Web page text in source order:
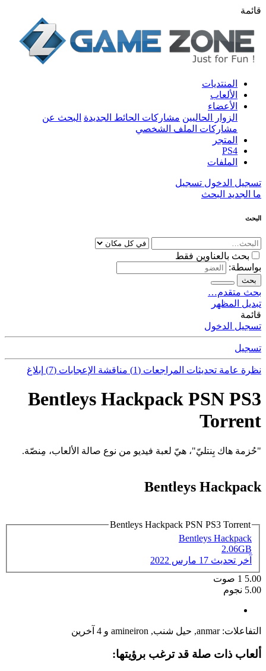
قائمة
المنتديات
الألعاب
الأعضاء
الزوار الحاليين مشاركات الحائط الجديدة البحث عن
مشاركات الملف الشخصي
المتجر
PS4
الملفات
تسجيل الدخول تسجيل
ما الجديد البحث
البحث
بحث بالعناوين فقط
بواسطة:
بحث
بحث متقدم…
تبديل المظهر
قائمة
تسجيل الدخول
تسجيل
نظرة عامة تحديثات المراجعات (1) مناقشة الإعجابات (7) إبلاغ
Bentleys Hackpack PSN PS3
Torrent
"حُزمة هاك بِنتليّ"، هيّ لعبة فيديو من نوع صالة الألعاب، مِنصّة.
Bentleys Hackpack
Bentleys Hackpack PSN PS3 Torrent
Bentleys Hackpack
2.06GB
آخر تحديث 17 مارس 2022
5.00
1 صوت
5.00 نجوم
التفاعلات: anmar
, حيل شنب,
amineiron و 4 آخرين
ألعاب ذات صلة قد ترغب برؤيتها: